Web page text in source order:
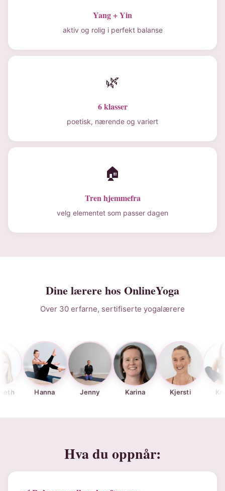
Yang + Yin
aktiv og rolig i perfekt balanse
🌿
6 klasser
poetisk, nærende og variert
🏠
Tren hjemmefra
velg elementet som passer dagen
Dine lærere hos OnlineYoga
Over 30 erfarne, sertifiserte yogalærere
Hanna Jenny Karina Kjersti Krissa
Hva du oppnår: